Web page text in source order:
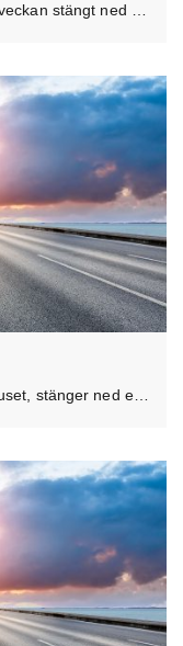
Italien har som vi meddelade tidigare i veckan stängt ned verksamheter som inte har centrala
Italien, som drabbats hårt av coronaviruset, stänger ned ej samhällsviktiga företag. Det innebär att verksamheten